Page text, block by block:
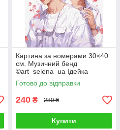
Картина за номерами 30×40
см. Музичний бенд
©art_selena_ua Ідейка
КНО8394
Готово до відправки
240 ₴ 280 ₴
Купити